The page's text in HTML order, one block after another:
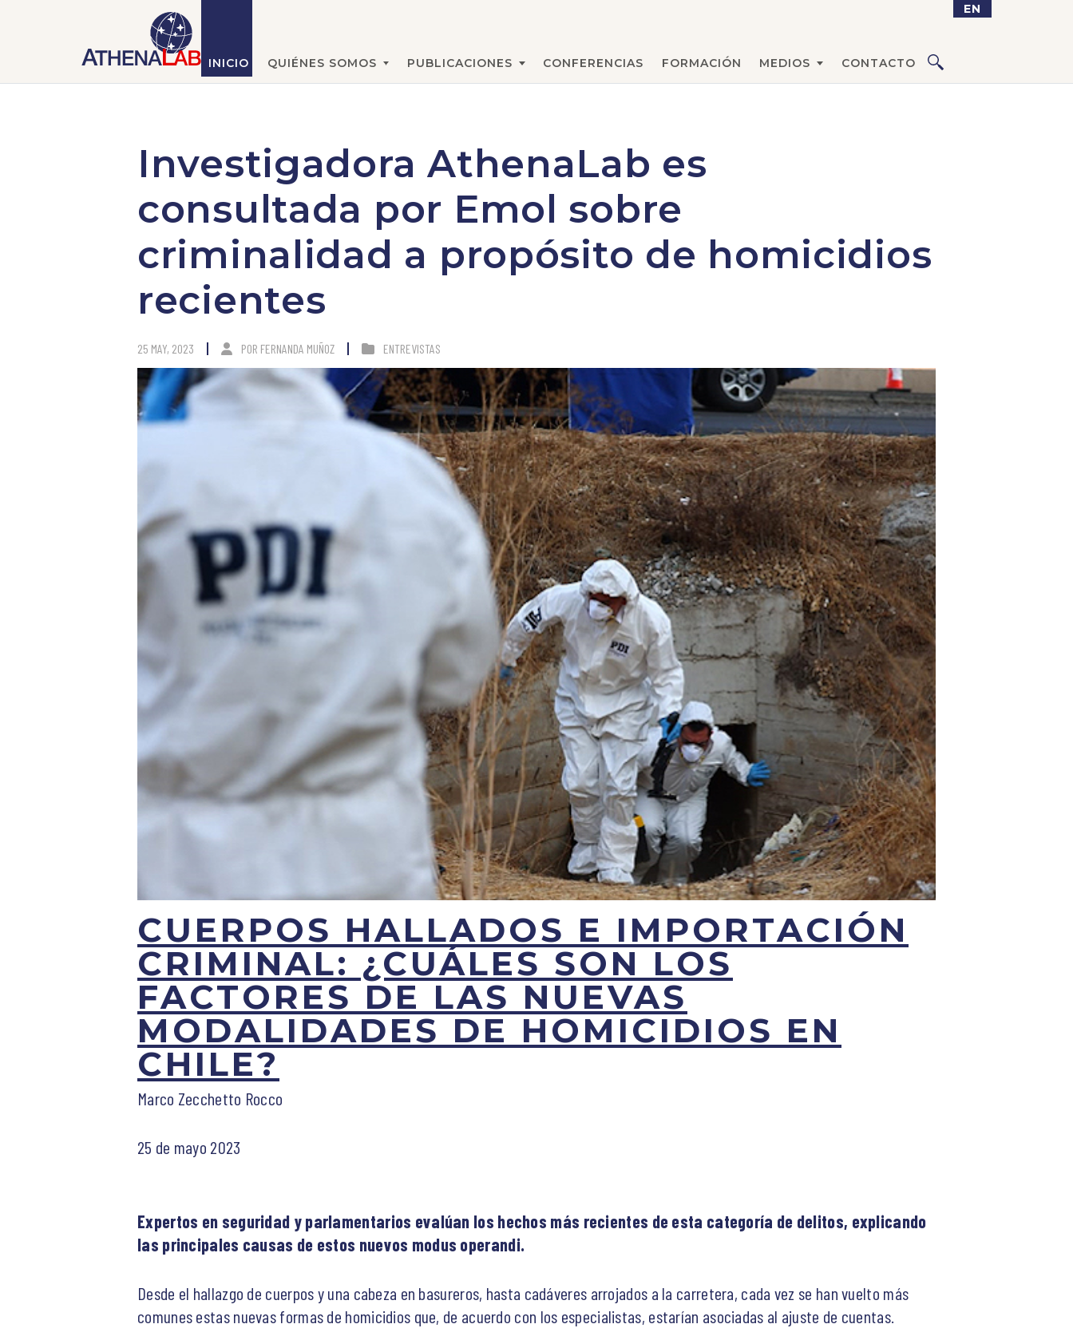
INICIO QUIÉNES SOMOS PUBLICACIONES CONFERENCIAS FORMACIÓN MEDIOS CONTACTO
BUSCAR
EN
Investigadora AthenaLab es
consultada por Emol sobre
criminalidad a propósito de homicidios
recientes
25 MAY, 2023 POR FERNANDA MUÑOZ ENTREVISTAS
CUERPOS HALLADOS E IMPORTACIÓN
CRIMINAL: ¿CUÁLES SON LOS
FACTORES DE LAS NUEVAS
MODALIDADES DE HOMICIDIOS EN
CHILE?
Marco Zecchetto Rocco
25 de mayo 2023
Expertos en seguridad y parlamentarios evalúan los hechos más recientes de esta categoría de delitos, explicando
las principales causas de estos nuevos modus operandi.
Desde el hallazgo de cuerpos y una cabeza en basureros, hasta cadáveres arrojados a la carretera, cada vez se han vuelto más
comunes estas nuevas formas de homicidios que, de acuerdo con los especialistas, estarían asociadas al ajuste de cuentas.